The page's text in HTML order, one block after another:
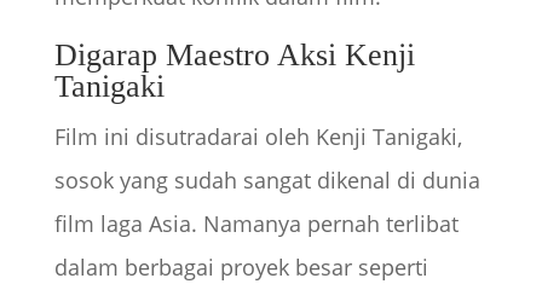
Digarap Maestro Aksi Kenji
Tanigaki
Film ini disutradarai oleh Kenji Tanigaki,
sosok yang sudah sangat dikenal di dunia
film laga Asia. Namanya pernah terlibat
dalam berbagai proyek besar seperti